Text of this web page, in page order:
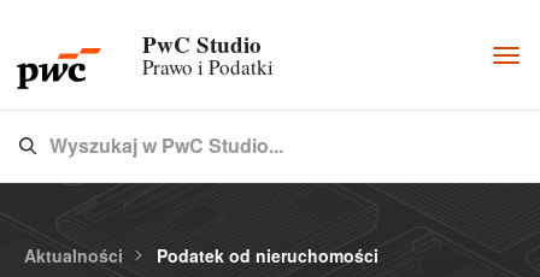
PwC Studio
Prawo i Podatki
Type 3 or more characters for results.
Wyszukaj w PwC Studio...
Aktualności Podatek od nieruchomości